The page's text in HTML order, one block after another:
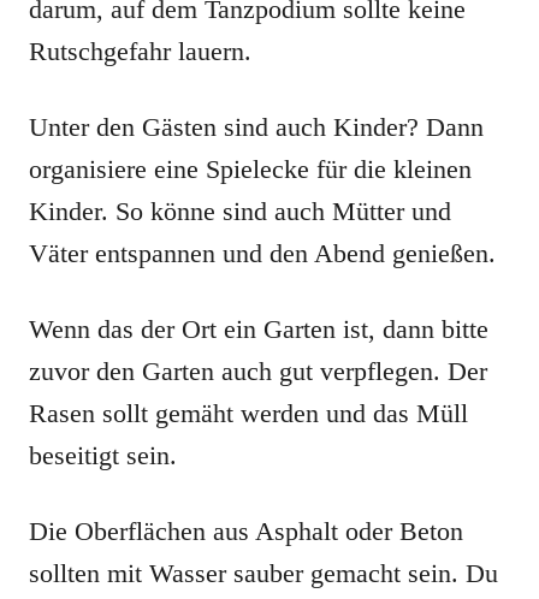
darum, auf dem Tanzpodium sollte keine
Rutschgefahr lauern.
Unter den Gästen sind auch Kinder? Dann
organisiere eine Spielecke für die kleinen
Kinder. So könne sind auch Mütter und
Väter entspannen und den Abend genießen.
Wenn das der Ort ein Garten ist, dann bitte
zuvor den Garten auch gut verpflegen. Der
Rasen sollt gemäht werden und das Müll
beseitigt sein.
Die Oberflächen aus Asphalt oder Beton
sollten mit Wasser sauber gemacht sein. Du